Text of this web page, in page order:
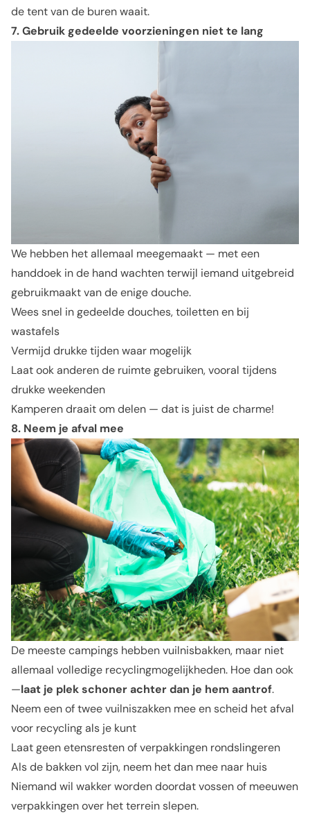
de tent van de buren waait.
7. Gebruik gedeelde voorzieningen niet te lang
We hebben het allemaal meegemaakt — met een
handdoek in de hand wachten terwijl iemand uitgebreid
gebruikmaakt van de enige douche.
Wees snel in gedeelde douches, toiletten en bij
wastafels
Vermijd drukke tijden waar mogelijk
Laat ook anderen de ruimte gebruiken, vooral tijdens
drukke weekenden
Kamperen draait om delen — dat is juist de charme!
8. Neem je afval mee
De meeste campings hebben vuilnisbakken, maar niet
allemaal volledige recyclingmogelijkheden. Hoe dan ook
—laat je plek schoner achter dan je hem aantrof.
Neem een of twee vuilniszakken mee en scheid het afval
voor recycling als je kunt
Laat geen etensresten of verpakkingen rondslingeren
Als de bakken vol zijn, neem het dan mee naar huis
Niemand wil wakker worden doordat vossen of meeuwen
verpakkingen over het terrein slepen.